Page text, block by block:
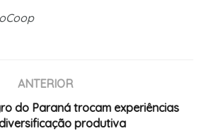
ANTERIOR
do Paraná trocam experiências
produtiva